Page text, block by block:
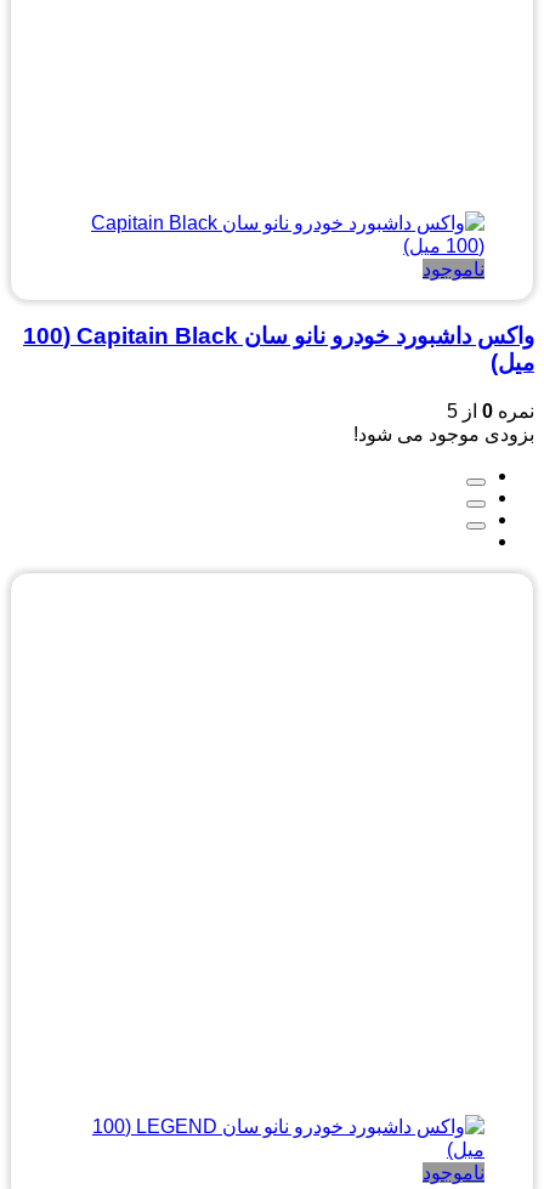
ناموجود
واکس داشبورد خودرو نانو سان Capitain Black (100
میل)
نمره 0 از 5
بزودی موجود می شود!
ناموجود